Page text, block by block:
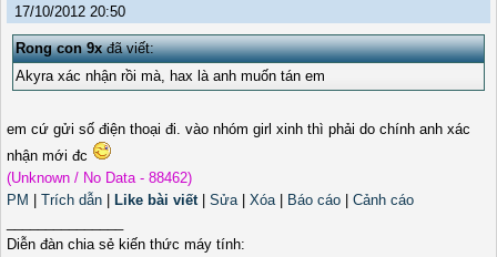
17/10/2012 20:50
Rong con 9xđã viết:
Akyra xác nhận rồi mà, hax là anh muốn tán em
em cứ gửi số điện thoại đi. vào nhóm girl xinh thì phải do chính anh xác
nhận mới đc
(Unknown / No Data - 88462)
PM
Trích dẫn Like bài viết| Sửa| Xóa| Báo cáo
Cảnh cáo
Diễn đàn chia sẻ kiến thức máy tính: